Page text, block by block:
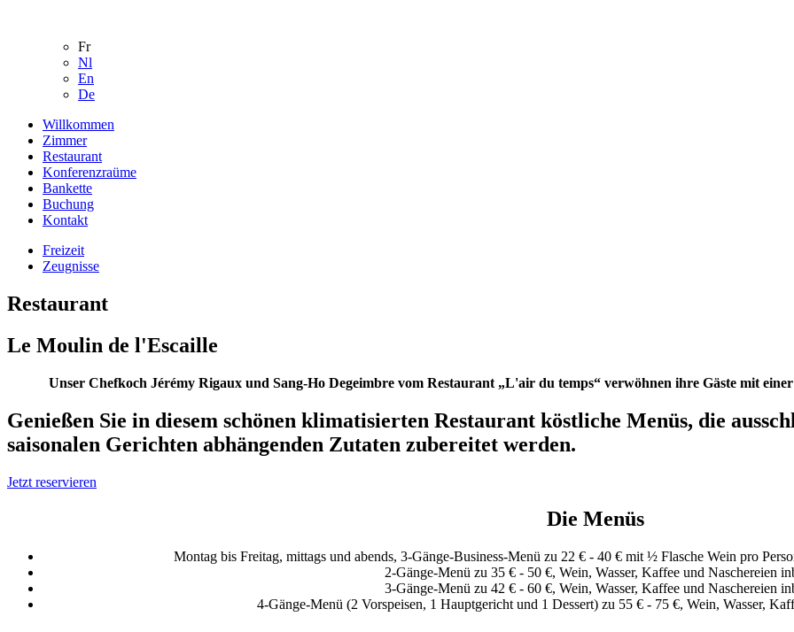
Fr
Nl
En
De
Willkommen
Zimmer
Restaurant
Konferenzraüme
Bankette
Buchung
Kontakt
Freizeit
Zeugnisse
Restaurant
Le Moulin de l'Escaille
Unser Chefkoch Jérémy Rigaux und Sang-Ho Degeimbre vom Restaurant „L'air du temps“ verwöhnen ihre Gäste mit
Genießen Sie in diesem schönen klimatisierten Restaurant köstliche Menüs, die
saisonalen Gerichten abhängenden Zutaten zubereitet werden.
Jetzt reservieren
Die Menüs
Montag bis Freitag, mittags und abends, 3-Gänge-Business-Menü zu 22 € - 40 € mit ½ Flasche Wein pro
2-Gänge-Menü zu 35 € - 50 €, Wein, Wasser, Kaffee und Naschereien
3-Gänge-Menü zu 42 € - 60 €, Wein, Wasser, Kaffee und Naschereien
4-Gänge-Menü (2 Vorspeisen, 1 Hauptgericht und 1 Dessert) zu 55 € - 75 €, Wein, Wasser,